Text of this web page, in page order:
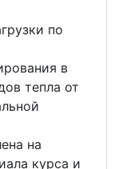
по
в
тепла от
на
курса и